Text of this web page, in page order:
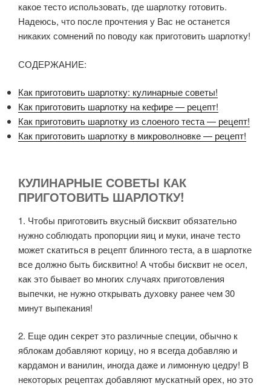
какое тесто использовать, где шарлотку готовить.
Надеюсь, что после прочтения у Вас не останется
никаких сомнений по поводу как приготовить шарлотку!
СОДЕРЖАНИЕ:
Как приготовить шарлотку: кулинарные советы!
Как приготовить шарлотку на кефире — рецепт!
Как приготовить шарлотку из слоеного теста — рецепт!
Как приготовить шарлотку в микроволновке — рецепт!
КУЛИНАРНЫЕ СОВЕТЫ КАК
ПРИГОТОВИТЬ ШАРЛОТКУ!
1. Чтобы приготовить вкусный бисквит обязательно
нужно соблюдать пропорции яиц и муки, иначе тесто
может скатиться в рецепт блинного теста, а в шарлотке
все должно быть бисквитно! А чтобы бисквит не осел,
как это бывает во многих случаях приготовления
выпечки, не нужно открывать духовку ранее чем 30
минут выпекания!
2. Еще один секрет это различные специи, обычно к
яблокам добавляют корицу, но я всегда добавляю и
кардамон и ванилин, иногда даже и лимонную цедру! В
некоторых рецептах добавляют мускатный орех, но это